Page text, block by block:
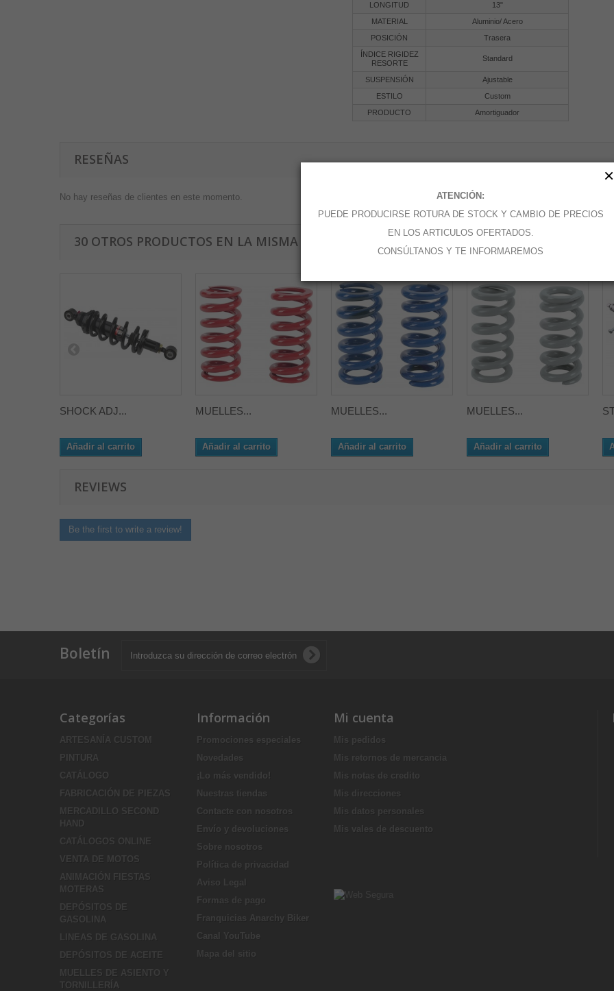
LONGITUD
13"
MATERIAL
Aluminio/ Acero
POSICIÓN
Trasera
ÍNDICE RIGIDEZ
RESORTE
Standard
SUSPENSIÓN
Ajustable
ESTILO
Custom
PRODUCTO
Amortiguador
RESEÑAS
No hay reseñas de clientes en este momento.
30 OTROS PRODUCTOS EN LA MISMA CATEGORÍA:
SHOCK ADJ...
Añadir al carrito
MUELLES...
Añadir al carrito
MUELLES...
Añadir al carrito
MUELLES...
Añadir al carrito
REVIEWS
Be the first to write a review!
Boletín
Categorías
ARTESANÍA CUSTOM
PINTURA
CATÁLOGO
FABRICACIÓN DE PIEZAS
MERCADILLO SECOND
HAND
CATÁLOGOS ONLINE
VENTA DE MOTOS
ANIMACIÓN FIESTAS
MOTERAS
DEPÓSITOS DE
GASOLINA
LINEAS DE GASOLINA
DEPÓSITOS DE ACEITE
MUELLES DE ASIENTO Y
TORNILLERÍA
Información
Promociones especiales
Novedades
¡Lo más vendido!
Nuestras tiendas
Contacte con nosotros
Envío y devoluciones
Sobre nosotros
Política de privacidad
Aviso Legal
Formas de pago
Franquicias Anarchy Biker
Canal YouTube
Mapa del sitio
Mi cuenta
Mis pedidos
Mis retornos de mercancia
Mis notas de credito
Mis direcciones
Mis datos personales
Mis vales de descuento
ATENCIÓN:
PUEDE PRODUCIRSE ROTURA DE STOCK Y CAMBIO DE PRECIOS
EN LOS ARTICULOS OFERTADOS.
CONSÚLTANOS Y TE INFORMAREMOS
×